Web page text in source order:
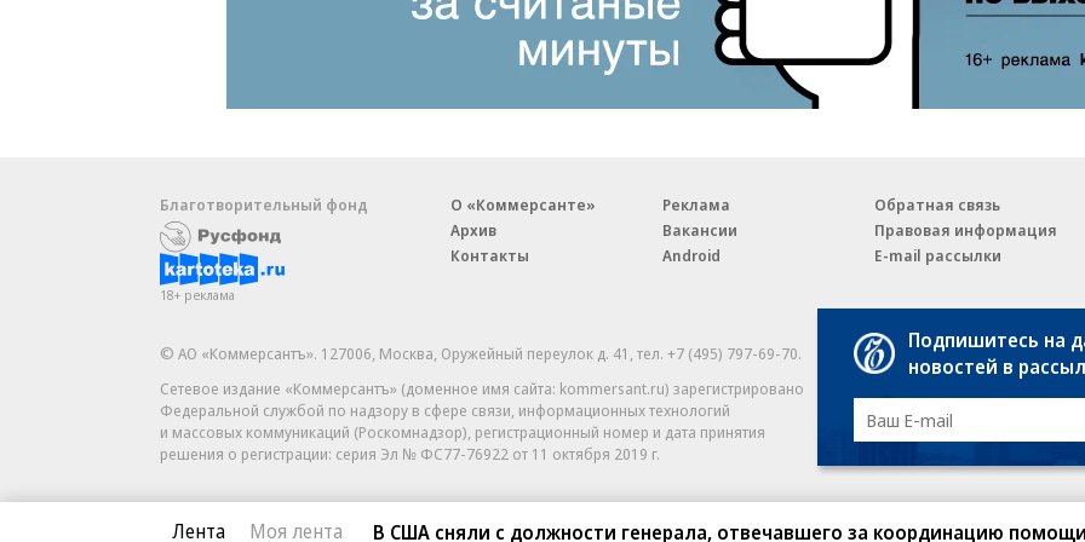
Лента Моя лента В США сняли с должности генерала, отвечавшего за координацию
Благотворительный фонд
18+ реклама
О «Коммерсанте»
Архив
Контакты
Реклама
Вакансии
Android
Обратная связь
Правовая информация
E-mail рассылки
© АО «Коммерсантъ». 127006, Москва, Оружейный переулок д. 41,тел. +7 (495) 797-69-70.
Сетевое издание «Коммерсантъ» (доменное имя сайта: kommersant.ru) зарегистрировано
Федеральной службой по надзору в сфере связи, информационных технологий
и массовых коммуникаций (Роскомнадзор), регистрационный номер и дата принятия
решения о регистрации: серия Эл № ФС77-76922 от 11 октября 2019 г.
Партнерские проекты/
«Промо» и «Официальное
На kommersant.ru
Подпишитесь на
новостей в